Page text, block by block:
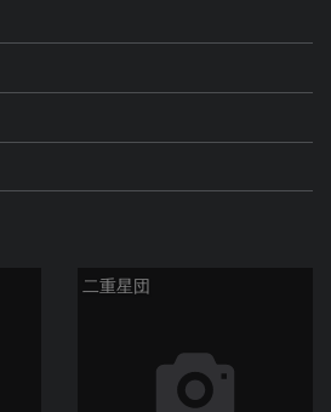
二重星団